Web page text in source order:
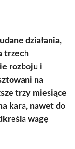
działania,
trzech
rozboju i
na
trzy miesiące
kara, nawet do
wagę